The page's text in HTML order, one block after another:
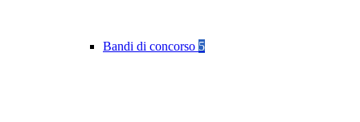
Bandi di concorso 5